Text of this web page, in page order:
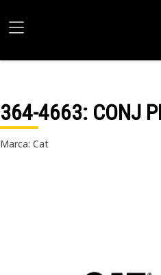
364-4663: CONJ
Marca: Cat